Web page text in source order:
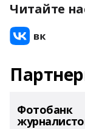
Читайте
Фотобанк